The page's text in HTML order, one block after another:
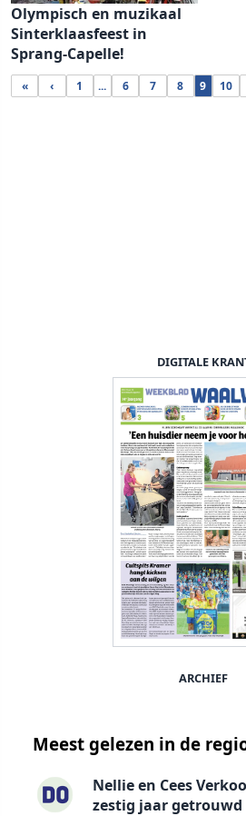
Olympisch en muzikaal
Sinterklaasfeest in
Sprang-Capelle!
« ‹ 1 ... 6 7 8 9 10
DIGITALE
ARCHIEF
Meest gelezen in de
Nellie en Cees
zestig jaar getrouwd